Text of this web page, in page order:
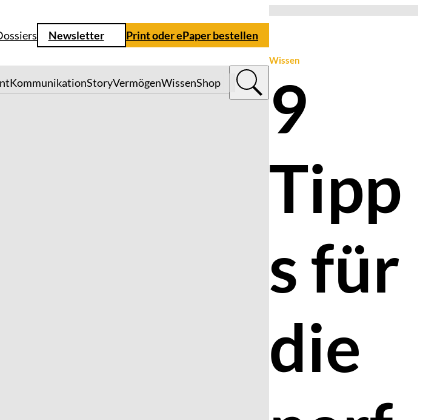
Newsletter Print oder ePaper bestellen
KommunikationStoryVermögenWissenShop
Wissen
9
Tipp
s für
die